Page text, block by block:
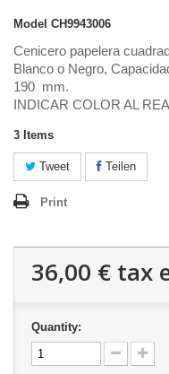
Model CH9943006
Cenicero papelera
Blanco o Negro,
190 mm.
INDICAR COLOR AL
3 Items
Tweet Teilen
Print
36,00 € tax
Quantity: